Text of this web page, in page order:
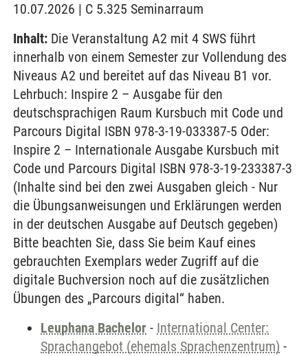
10.07.2026 | C 5.325 Seminarraum
Inhalt: Die Veranstaltung A2 mit 4 SWS führt
innerhalb von einem Semester zur Vollendung des
Niveaus A2 und bereitet auf das Niveau B1 vor.
Lehrbuch: Inspire 2 – Ausgabe für den
deutschsprachigen Raum Kursbuch mit Code und
Parcours Digital ISBN 978-3-19-033387-5 Oder:
Inspire 2 – Internationale Ausgabe Kursbuch mit
Code und Parcours Digital ISBN 978-3-19-233387-3
(Inhalte sind bei den zwei Ausgaben gleich - Nur
die Übungsanweisungen und Erklärungen werden
in der deutschen Ausgabe auf Deutsch gegeben)
Bitte beachten Sie, dass Sie beim Kauf eines
gebrauchten Exemplars weder Zugriff auf die
digitale Buchversion noch auf die zusätzlichen
Übungen des „Parcours digital“ haben.
Leuphana Bachelor - International Center:
Sprachangebot (ehemals Sprachenzentrum) -